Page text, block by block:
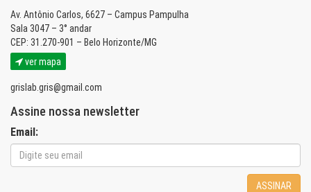
Av. Antônio Carlos, 6627 – Campus Pampulha
Sala 3047 – 3° andar
CEP: 31.270-901 – Belo Horizonte/MG
ver mapa
grislab.gris@gmail.com
Assine nossa newsletter
Email:
ASSINAR